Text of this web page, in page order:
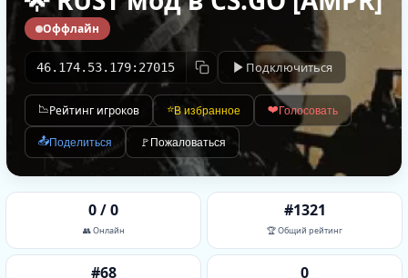
Оффлайн
46.174.53.179:27015 Подключиться
📉Рейтинг игроков ⭐В избранное ❤️Голосовать
📤Поделиться 🚩 Пожаловаться
0 / 0
👥 Онлайн
#1321
🏆 Общий рейтинг
#68 0